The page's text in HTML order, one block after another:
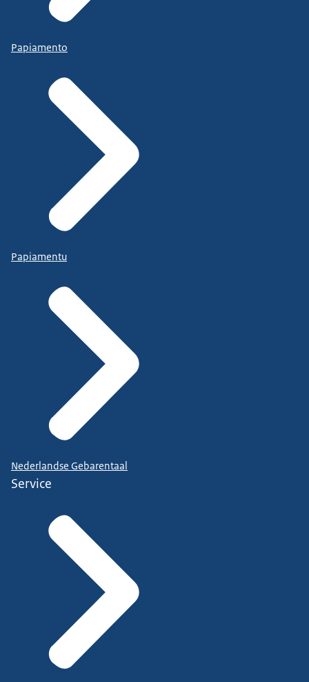
Papiamento
Papiamentu
Nederlandse Gebarentaal
Service